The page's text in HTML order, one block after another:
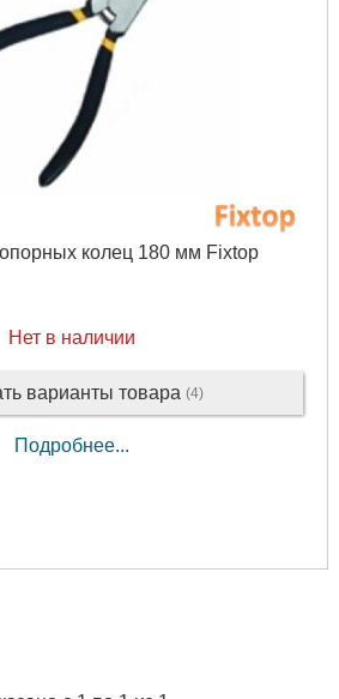
колец 180 мм Fixtop
Нет в наличии
варианты товара (4)
Подробнее...